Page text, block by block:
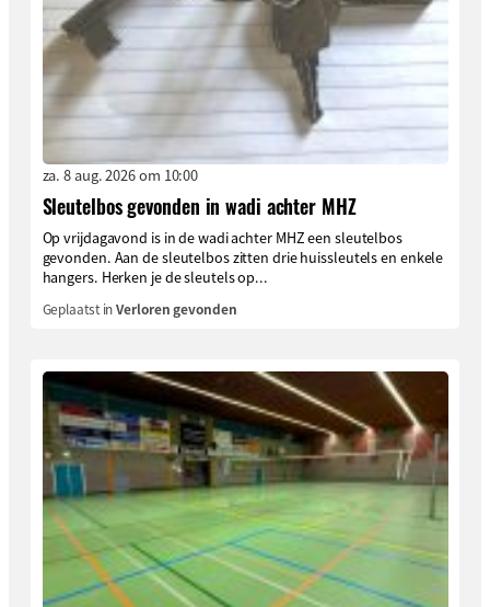
za. 8 aug. 2026 om 10:00
Sleutelbos gevonden in wadi achter MHZ
Op vrijdagavond is in de wadi achter MHZ een sleutelbos
gevonden. Aan de sleutelbos zitten drie huissleutels en enkele
hangers. Herken je de sleutels op...
Geplaatst inVerloren gevonden